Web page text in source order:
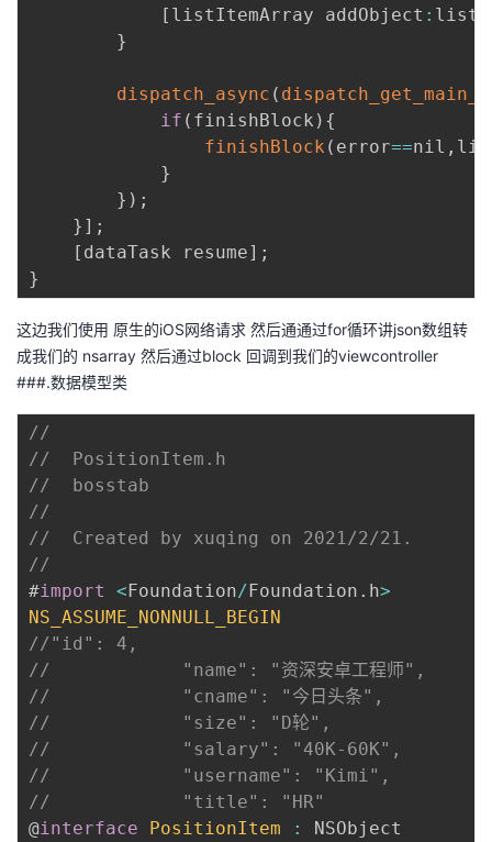
[ listItemArray addObject :
}
dispatch_async (
if ( finishBlock ) {
finishBlock ( error==nil ,
}
} ) ;
} ] ;
[ dataTask resume] ;
}
这边我们使用 原生的iOS网络请求 然后通通过for循环讲json数组转
成我们的 nsarray 然后通过block 回调到我们的viewcontroller
###.数据模型类
//
//  PositionItem.h
//  bosstab
//
//  Created by xuqing on 2021/2/21.
//
#import <Foundation/Foundation . h>
NS_ASSUME_NONNULL_BEGIN
//"id": 4,
//            "name": "资深安卓工程师",
//            "cname": "今日头条",
//            "size": "D轮",
//            "salary": "40K-60K",
//            "username": "Kimi",
//            "title": "HR"
@interface PositionItem :
NSObject